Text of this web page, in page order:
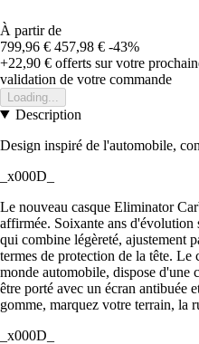
À partir de
799,96 € 457,98 € -43%
+22,90 € offerts sur votre
validation de votre commande
Loading...
Description
Design inspiré de l'automobile,
_x000D_
Le nouveau casque Eliminator
affirmée. Soixante ans d'évolution
qui combine légèreté, ajustement
termes de protection de la tête.
monde automobile, dispose d'une
être porté avec un écran antibuée
gomme, marquez votre terrain, la
_x000D_